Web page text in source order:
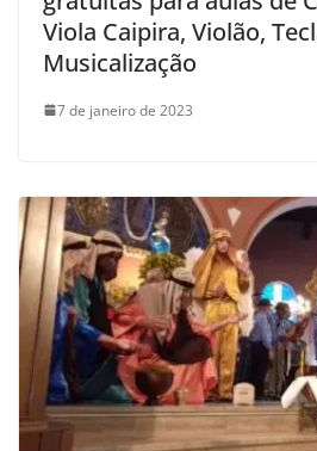
Viola Caipira, Violão,
Musicalização
7 de janeiro de 2023